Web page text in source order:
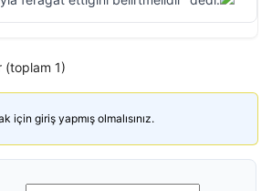
(toplam 1)
için giriş yapmış olmalısınız.